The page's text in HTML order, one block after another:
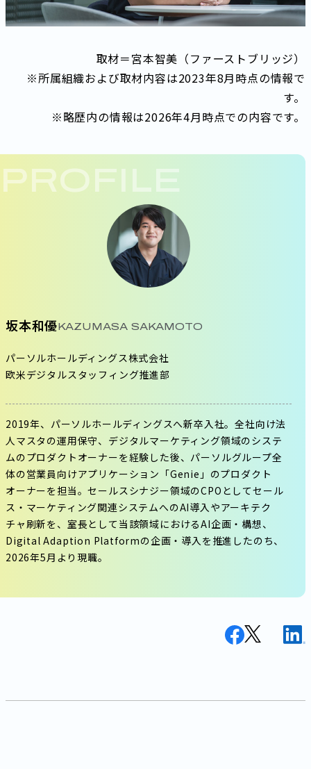
取材＝宮本智美（ファーストブリッジ）
※所属組織および取材内容は2023年8月時点の情報で
す。
※略歴内の情報は2026年4月時点での内容です。
PROFILE
坂本和優 KAZUMASA SAKAMOTO
パーソルホールディングス株式会社
欧米デジタルスタッフィング推進部
2019年、パーソルホールディングスへ新卒入社。全社向け法
人マスタの運用保守、デジタルマーケティング領域のシステ
ムのプロダクトオーナーを経験した後、パーソルグループ全
体の営業員向けアプリケーション「Genie」のプロダクト
オーナーを担当。セールスシナジー領域のCPOとしてセール
ス・マーケティング関連システムへのAI導入やアーキテク
チャ刷新を、室長として当該領域におけるAI企画・構想、
Digital Adaption Platformの企画・導入を推進したのち、
2026年5月より現職。